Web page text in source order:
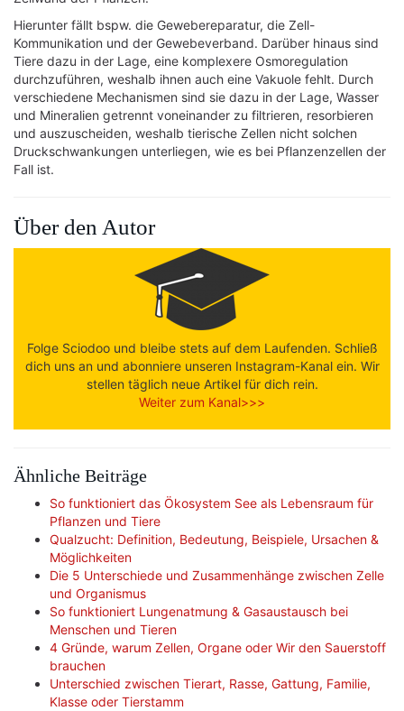
Hierunter fällt bspw. die Gewebereparatur, die Zell-
Kommunikation und der Gewebeverband. Darüber hinaus sind
Tiere dazu in der Lage, eine komplexere Osmoregulation
durchzuführen, weshalb ihnen auch eine Vakuole fehlt. Durch
verschiedene Mechanismen sind sie dazu in der Lage, Wasser
und Mineralien getrennt voneinander zu filtrieren, resorbieren
und auszuscheiden, weshalb tierische Zellen nicht solchen
Druckschwankungen unterliegen, wie es bei Pflanzenzellen der
Fall ist.
Über den Autor
Folge Sciodoo und bleibe stets auf dem Laufenden. Schließ
dich uns an und abonniere unseren Instagram-Kanal ein. Wir
stellen täglich neue Artikel für dich rein.
Weiter zum Kanal>>>
Ähnliche Beiträge
So funktioniert das Ökosystem See als Lebensraum für
Pflanzen und Tiere
Qualzucht: Definition, Bedeutung, Beispiele, Ursachen &
Möglichkeiten
Die 5 Unterschiede und Zusammenhänge zwischen Zelle
und Organismus
So funktioniert Lungenatmung & Gasaustausch bei
Menschen und Tieren
4 Gründe, warum Zellen, Organe oder Wir den Sauerstoff
brauchen
Unterschied zwischen Tierart, Rasse, Gattung, Familie,
Klasse oder Tierstamm